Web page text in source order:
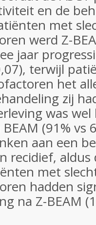
en de
met
werd Z-
jaar
terwijl
het
zij
was
(91% vs
aan een
recidief, aldus
met
hadden
na Z-BEAM